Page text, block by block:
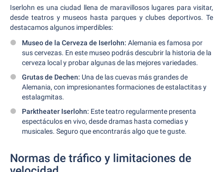
Iserlohn es una ciudad llena de maravillosos lugares para visitar,
desde teatros y museos hasta parques y clubes deportivos. Te
destacamos algunos imperdibles:
Museo de la Cerveza de Iserlohn: Alemania es famosa por
sus cervezas. En este museo podrás descubrir la historia de la
cerveza local y probar algunas de las mejores variedades.
Grutas de Dechen: Una de las cuevas más grandes de
Alemania, con impresionantes formaciones de estalactitas y
estalagmitas.
Parktheater Iserlohn: Este teatro regularmente presenta
espectáculos en vivo, desde dramas hasta comedias y
musicales. Seguro que encontrarás algo que te guste.
Normas de tráfico y limitaciones de